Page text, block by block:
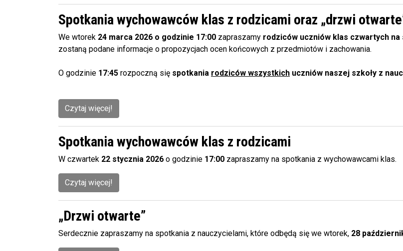
Spotkania wychowawców klas z rodzicami oraz „drzwi
We wtorek 24 marca 2026 o godzinie 17:00 zapraszamy rodziców uczniów klas czwartych
zostaną podane informacje o propozycjach ocen końcowych z przedmiotów i zachowania.
O godzinie 17:45 rozpoczną się spotkania rodziców wszystkich uczniów naszej szkoły z
Czytaj więcej!
Spotkania wychowawców klas z rodzicami
W czwartek 22 stycznia 2026 o godzinie 17:00 zapraszamy na spotkania z wychowawcami klas.
Czytaj więcej!
„Drzwi otwarte”
Serdecznie zapraszamy na spotkania z nauczycielami, które odbędą się we wtorek, 28